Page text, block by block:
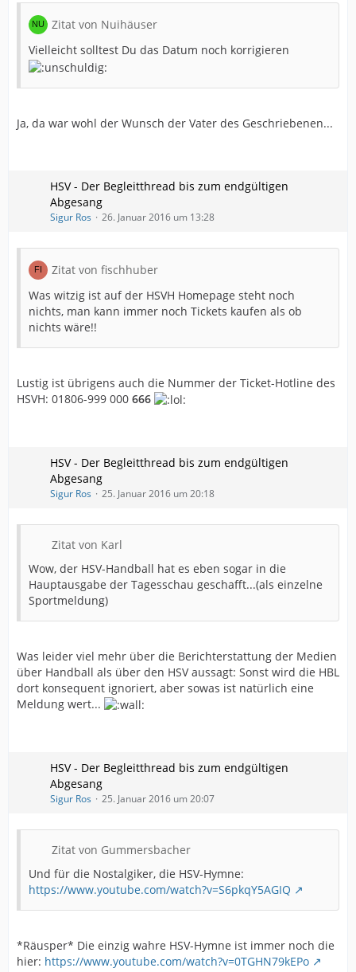
Zitat von Nuihäuser
Vielleicht solltest Du das Datum noch korrigieren
Ja, da war wohl der Wunsch der Vater des Geschriebenen...
HSV - Der Begleitthread bis zum endgültigen
Abgesang
Sigur Ros 26. Januar 2016 um 13:28
Zitat von fischhuber
Was witzig ist auf der HSVH Homepage steht noch
nichts, man kann immer noch Tickets kaufen als ob
nichts wäre!!
Lustig ist übrigens auch die Nummer der Ticket-Hotline des
HSVH: 01806-999 000 666
HSV - Der Begleitthread bis zum endgültigen
Abgesang
Sigur Ros 25. Januar 2016 um 20:18
Zitat von Karl
Wow, der HSV-Handball hat es eben sogar in die
Hauptausgabe der Tagesschau geschafft...(als einzelne
Sportmeldung)
Was leider viel mehr über die Berichterstattung der Medien
über Handball als über den HSV aussagt: Sonst wird die HBL
dort konsequent ignoriert, aber sowas ist natürlich eine
Meldung wert...
HSV - Der Begleitthread bis zum endgültigen
Abgesang
Sigur Ros 25. Januar 2016 um 20:07
Zitat von Gummersbacher
Und für die Nostalgiker, die HSV-Hymne:
https://www.youtube.com/watch?v=S6pkqY5AGIQ
*Räusper* Die einzig wahre HSV-Hymne ist immer noch die
hier: https://www.youtube.com/watch?v=0TGHN79kEPo